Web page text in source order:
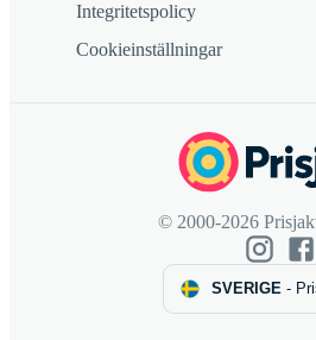
Integritetspolicy
Cookieinställningar
© 2000-2026
SVERIGE-